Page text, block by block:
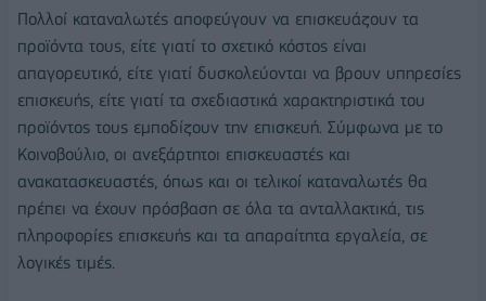
Πολλοί καταναλωτές αποφεύγουν να επισκευάζουν τα
προϊόντα τους, είτε γιατί το σχετικό κόστος είναι
απαγορευτικό, είτε γιατί δυσκολεύονται να βρουν υπηρεσίες
επισκευής, είτε γιατί τα σχεδιαστικά χαρακτηριστικά του
προϊόντος τους εμποδίζουν την επισκευή. Σύμφωνα με το
Κοινοβούλιο, οι ανεξάρτητοι επισκευαστές και
ανακατασκευαστές, όπως και οι τελικοί καταναλωτές θα
πρέπει να έχουν πρόσβαση σε όλα τα ανταλλακτικά, τις
πληροφορίες επισκευής και τα απαραίτητα εργαλεία, σε
λογικές τιμές.